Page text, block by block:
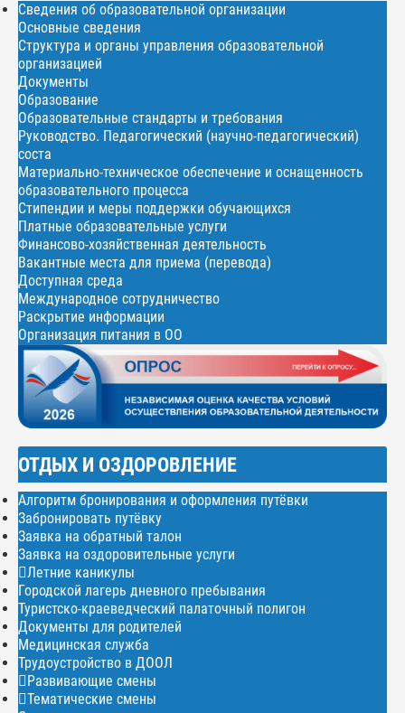
Сведения об образовательной организации
Основные сведения
Структура и органы управления образовательной
организацией
Документы
Образование
Образовательные стандарты и требования
Руководство. Педагогический (научно-педагогический)
соста
Материально-техническое обеспечение и оснащенность
образовательного процесса
Стипендии и меры поддержки обучающихся
Платные образовательные услуги
Финансово-хозяйственная деятельность
Вакантные места для приема (перевода)
Доступная среда
Международное сотрудничество
Раскрытие информации
Организация питания в ОО
ОТДЫХ И ОЗДОРОВЛЕНИЕ
Алгоритм бронирования и оформления путёвки
Забронировать путёвку
Заявка на обратный талон
Заявка на оздоровительные услуги
Летние каникулы
Городской лагерь дневного пребывания
Туристско-краеведческий палаточный полигон
Документы для родителей
Медицинская служба
Трудоустройство в ДООЛ
Развивающие смены
Тематические смены